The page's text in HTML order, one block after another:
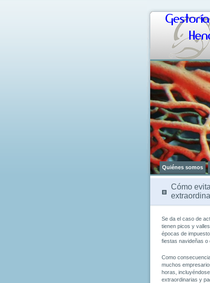
Gestoría
Quiénes somos
Cómo
Se da el caso de
tienen picos y
épocas de
fiestas navideñas o
Como
muchos
horas,
extraordinarias y